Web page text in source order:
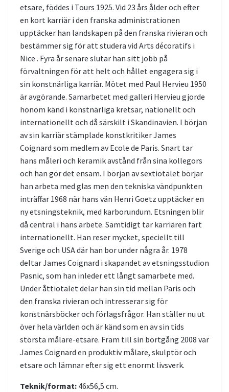
etsare, föddes i Tours 1925. Vid 23 års ålder och efter
en kort karriär i den franska administrationen
upptäcker han landskapen på den franska rivieran och
bestämmer sig för att studera vid Arts décoratifs i
Nice . Fyra år senare slutar han sitt jobb på
förvaltningen för att helt och hållet engagera sig i
sin konstnärliga karriär. Mötet med Paul Hervieu 1950
är avgörande. Samarbetet med galleri Hervieu gjorde
honom känd i konstnärliga kretsar, nationellt och
internationellt och då särskilt i Skandinavien. I början
av sin karriär stämplade konstkritiker James
Coignard som medlem av Ecole de Paris. Snart tar
hans måleri och keramik avstånd från sina kollegors
och han gör det ensam. I början av sextiotalet börjar
han arbeta med glas men den tekniska vändpunkten
inträffar 1968 när hans vän Henri Goetz upptäcker en
ny etsningsteknik, med karborundum. Etsningen blir
då central i hans arbete. Samtidigt tar karriären fart
internationellt. Han reser mycket, speciellt till
Sverige och USA där han bor under några år. 1978
deltar James Coignard i skapandet av etsningsstudion
Pasnic, som han inleder ett långt samarbete med.
Under åttiotalet delar han sin tid mellan Paris och
den franska rivieran och intresserar sig för
konstnärsböcker och förlagsfrågor. Han ställer nu ut
över hela världen och är känd som en av sin tids
största målare-etsare. Fram till sin bortgång 2008 var
James Coignard en produktiv målare, skulptör och
etsare och lämnar efter sig ett enormt livsverk.
Teknik/format: 46x56,5 cm.